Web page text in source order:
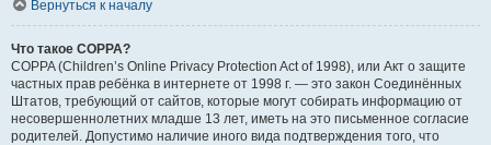
Вернуться к началу
Что такое COPPA?
COPPA (Children’s Online Privacy Protection Act of 1998), или Акт о защите
частных прав ребёнка в интернете от 1998 г. — это закон Соединённых
Штатов, требующий от сайтов, которые могут собирать информацию от
несовершеннолетних младше 13 лет, иметь на это письменное согласие
родителей. Допустимо наличие иного вида подтверждения того, что